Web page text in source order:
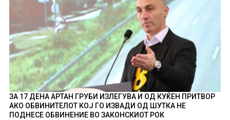
ЗА 17 ДЕНА АРТАН ГРУБИ ИЗЛЕГУВА И ОД КУЌЕН ПРИТВОР
АКО ОБВИНИТЕЛОТ КОЈ ГО ИЗВАДИ ОД ШУТКА НЕ
ПОДНЕСЕ ОБВИНЕНИЕ ВО ЗАКОНСКИОТ РОК